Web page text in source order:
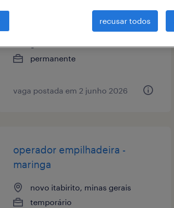
manobrista - itaporã/ms
colinas de campo grande, mato
permanente
vaga postada em 2 junho 2026
operador empilhadeira -
maringa
novo itabirito, minas gerais
temporário
recusar todos